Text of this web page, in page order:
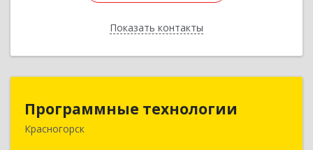
Показать контакты
Назад
Программные технологии
Красногорск
143408, Московская обл, Красногорский р-н,